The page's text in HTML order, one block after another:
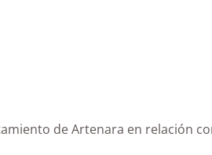
de Artenara en relación